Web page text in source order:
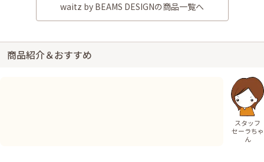
waitz by BEAMS DESIGNの商品一覧へ
商品紹介＆おすすめ
スタッフ
セーラちゃ
ん